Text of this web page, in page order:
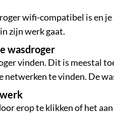
wifi-compatibel is en
zijn werk gaat.
wasdroger
vinden. Dit is meestal
netwerken te vinden. De
erop te klikken of het